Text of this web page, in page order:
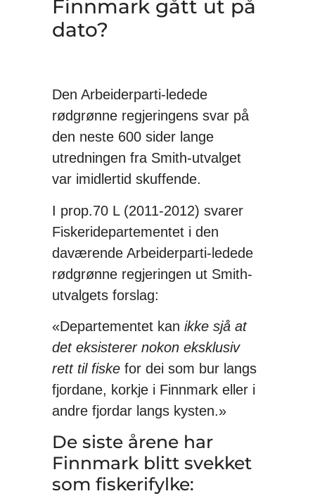
Finnmark gått ut på
dato?
Den Arbeiderparti-ledede
rødgrønne regjeringens svar på
den neste 600 sider lange
utredningen fra Smith-utvalget
var imidlertid skuffende.
I prop.70 L (2011-2012) svarer
Fiskeridepartementet i den
daværende Arbeiderparti-ledede
rødgrønne regjeringen ut Smith-
utvalgets forslag:
«Departementet kan ikke sjå at
det eksisterer nokon eksklusiv
rett til fiske for dei som bur langs
fjordane, korkje i Finnmark eller i
andre fjordar langs kysten.»
De siste årene har
Finnmark blitt svekket
som fiskerifylke: